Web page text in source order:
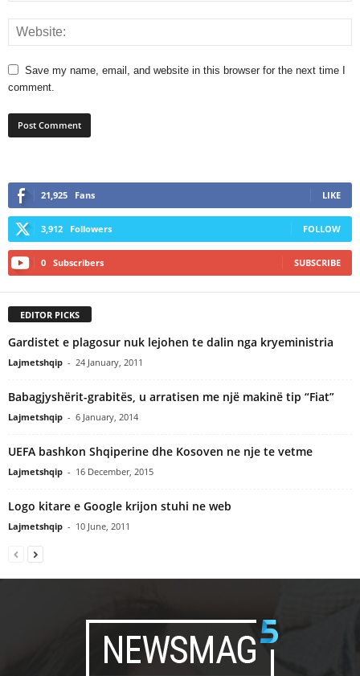
Save my name, email, and website in this browser for the next time I
comment.
21,925 Fans LIKE
3,912 Followers FOLLOW
0 Subscribers SUBSCRIBE
EDITOR PICKS
Gardistet e plagosur nuk lejohen te dalin nga kryeministria
Lajmetshqip - 24 January, 2011
Babagjyshërit-grabitës, u arratisen me një makinë tip “Fiat”
Lajmetshqip - 6 January, 2014
UEFA bashkon Shqiperine dhe Kosoven ne nje te vetme
Lajmetshqip - 16 December, 2015
Logo kitare e Google krijon stuhi ne web
Lajmetshqip - 10 June, 2011